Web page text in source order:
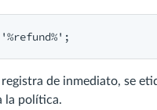
de inmediato, se
la política.